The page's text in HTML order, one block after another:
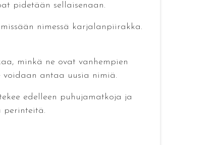
pidetään sellaisenaan.
nimessä karjalanpiirakka.
minkä ne ovat vanhempien
voidaan antaa uusia nimiä.
edelleen puhujamatkoja ja
perinteitä.